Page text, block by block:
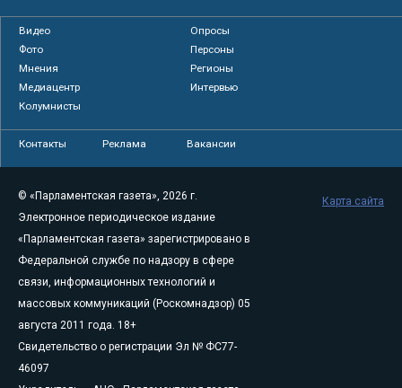
Видео
Опросы
Фото
Персоны
Мнения
Регионы
Медиацентр
Интервью
Колумнисты
Контакты Реклама Вакансии
© «Парламентская газета», 2026 г.
Электронное периодическое издание
«Парламентская газета» зарегистрировано в
Федеральной службе по надзору в сфере
связи, информационных технологий и
массовых коммуникаций (Роскомнадзор) 05
августа 2011 года. 18+
Свидетельство о регистрации Эл № ФС77-
46097
Карта сайта